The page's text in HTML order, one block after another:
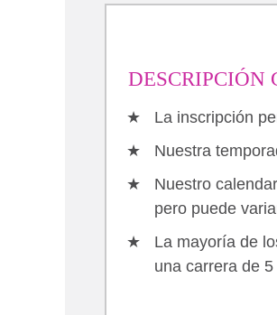
DESCRIPCIÓN
La inscripción
Nuestra
Nuestro
pero puede
La mayoría de
una carrera de